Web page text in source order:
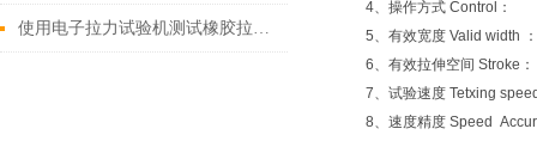
使用电子拉力试验机测试橡胶拉伸性能
4、操作方式 Control
5、有效宽度 Valid
6、有效拉伸空间
7、试验速度 Tetxing
8、速度精度 Speed